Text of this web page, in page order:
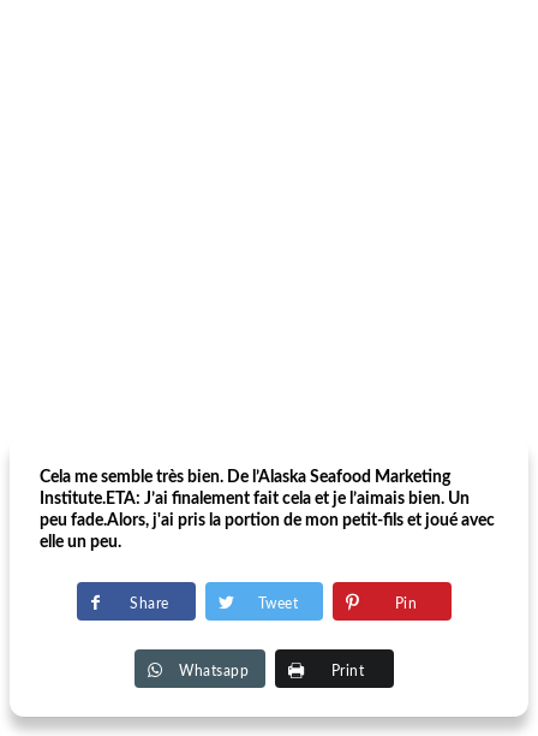
Cela me semble très bien. De l’Alaska Seafood Marketing
Institute.ETA: J’ai finalement fait cela et je l’aimais bien. Un
peu fade.Alors, j'ai pris la portion de mon petit-fils et joué avec
elle un peu.
Share Tweet Pin
Whatsapp Print